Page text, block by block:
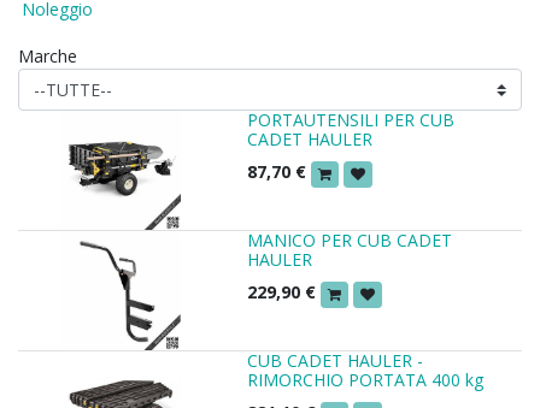
Noleggio
Marche
PORTAUTENSILI PER CUB
CADET HAULER
87,70 €
MANICO PER CUB CADET
HAULER
229,90 €
CUB CADET HAULER -
RIMORCHIO PORTATA 400 kg